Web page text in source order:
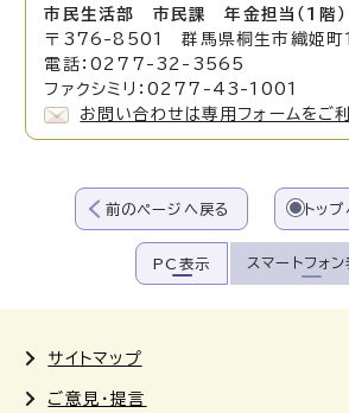
市民生活部 市民課 年金担当（1階）
〒376-8501 群馬県桐生市織姫町
電話：0277-32-3565
ファクシミリ：0277-43-1001
お問い合わせは専用フォームをご
前のページへ戻る トッ
PC表示 スマートフォ
サイトマップ
ご意見・提言